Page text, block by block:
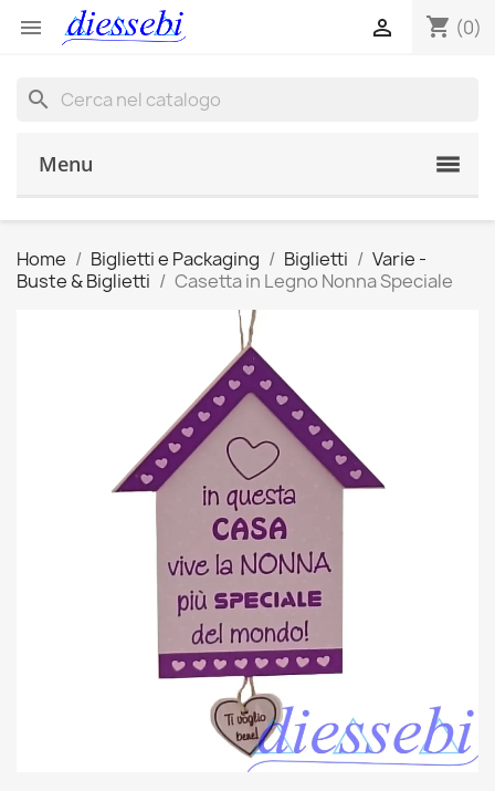
 shopping_cart (0)

search
Menu
Home Biglietti e Packaging Biglietti
Varie -
Buste & Biglietti
Casetta in Legno Nonna Speciale